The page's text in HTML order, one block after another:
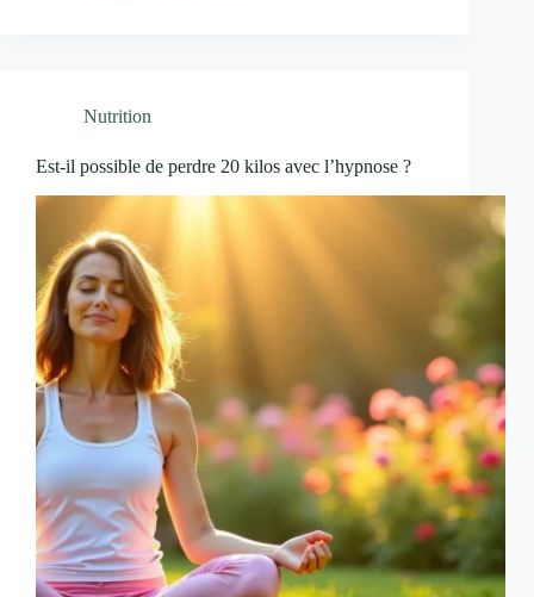
Nutrition
Est-il possible de perdre 20 kilos avec l’hypnose ?